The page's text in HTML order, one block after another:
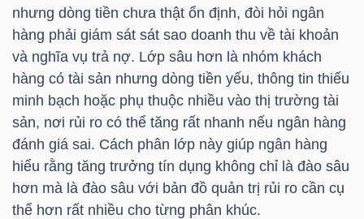
nhưng dòng tiền chưa thật ổn định, đòi hỏi ngân
hàng phải giám sát sát sao doanh thu về tài khoản
và nghĩa vụ trả nợ. Lớp sâu hơn là nhóm khách
hàng có tài sản nhưng dòng tiền yếu, thông tin thiếu
minh bạch hoặc phụ thuộc nhiều vào thị trường tài
sản, nơi rủi ro có thể tăng rất nhanh nếu ngân hàng
đánh giá sai. Cách phân lớp này giúp ngân hàng
hiểu rằng tăng trưởng tín dụng không chỉ là đào sâu
hơn mà là đào sâu với bản đồ quản trị rủi ro cần cụ
thể hơn rất nhiều cho từng phân khúc.
BẤT
SẢN
Mã
chứng